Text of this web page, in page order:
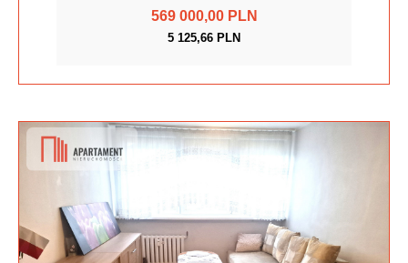
569 000,00 PLN
5 125,66 PLN